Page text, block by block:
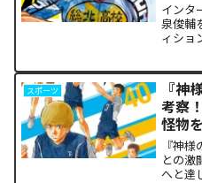
インタ
泉俊輔
ィショ
坂道
す。
スポーツ
『神
考察
怪物
『神
との激
へと達